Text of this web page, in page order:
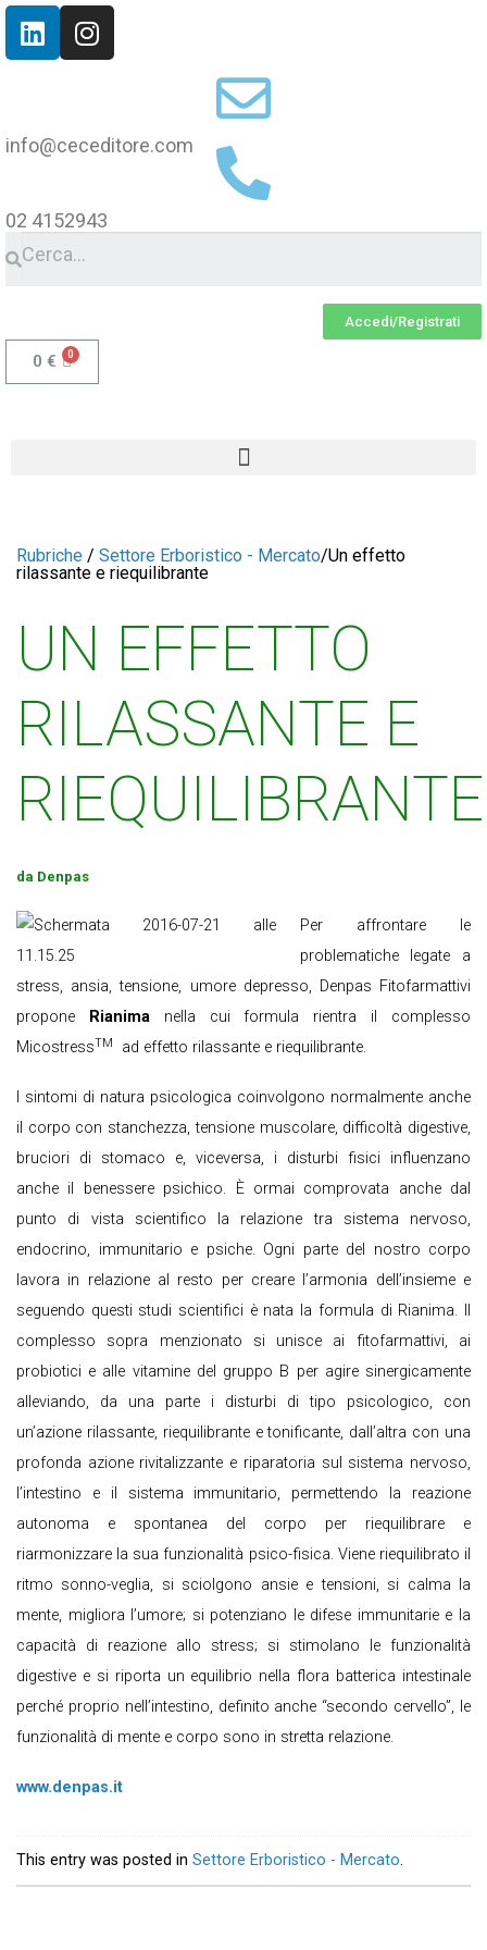
info@ceceditore.com
02 4152943
Accedi/Registrati
0 €
Rubriche / Settore Erboristico - Mercato/Un effetto
rilassante e riequilibrante
UN EFFETTO
RILASSANTE E
RIEQUILIBRANTE
da Denpas
Per affrontare le
problematiche legate a
stress, ansia, tensione, umore depresso, Denpas Fitofarmattivi
propone
Rianimanella cui formula rientra il complesso
MicostressTM ad effetto rilassante e riequilibrante.
I sintomi di natura psicologica coinvolgono normalmente anche
il corpo con stanchezza, tensione muscolare, difficoltà digestive,
bruciori di stomaco e, viceversa, i disturbi fisici influenzano
anche il benessere psichico. È ormai comprovata anche dal
punto di vista scientifico la relazione tra sistema nervoso,
endocrino, immunitario e psiche. Ogni parte del nostro corpo
lavora in relazione al resto per creare l’armonia dell’insieme e
seguendo questi studi scientifici è nata la formula di Rianima. Il
complesso sopra menzionato si unisce ai fitofarmattivi, ai
probiotici e alle vitamine del gruppo B per agire sinergicamente
alleviando, da una parte i disturbi di tipo psicologico, con
un’azione rilassante, riequilibrante e tonificante, dall’altra con una
profonda azione rivitalizzante e riparatoria sul sistema nervoso,
l’intestino e il sistema immunitario, permettendo la reazione
autonoma e spontanea del corpo per riequilibrare e
riarmonizzare la sua funzionalità psico-fisica. Viene riequilibrato il
ritmo sonno-veglia, si sciolgono ansie e tensioni, si calma la
mente, migliora l’umore; si potenziano le difese immunitarie e la
capacità di reazione allo stress; si stimolano le funzionalità
digestive e si riporta un equilibrio nella flora batterica intestinale
perché proprio nell’intestino, definito anche “secondo cervello”, le
funzionalità di mente e corpo sono in stretta relazione.
www.denpas.it
This entry was posted in Settore Erboristico - Mercato.